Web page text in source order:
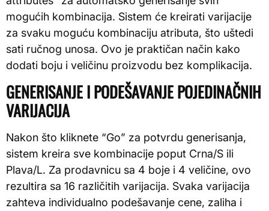
mogućih kombinacija. Sistem će kreirati varijacije
za svaku moguću kombinaciju atributa, što uštedi
sati ručnog unosa. Ovo je praktičan način kako
dodati boju i veličinu proizvodu bez komplikacija.
GENERISANJE I PODEŠAVANJE POJEDINAČNIH
VARIJACIJA
Nakon što kliknete “Go” za potvrdu generisanja,
sistem kreira sve kombinacije poput Crna/S ili
Plava/L. Za prodavnicu sa 4 boje i 4 veličine, ovo
rezultira sa 16 različitih varijacija. Svaka varijacija
zahteva individualno podešavanje cene, zaliha i